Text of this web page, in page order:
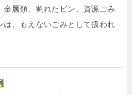
金属類、割れたビン、資源ごみ
は、もえないごみとして扱われ